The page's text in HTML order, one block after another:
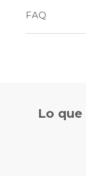
FAQ
Lo que